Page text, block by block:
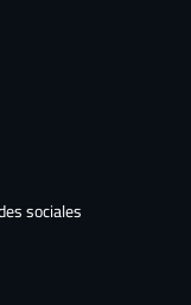
sociales